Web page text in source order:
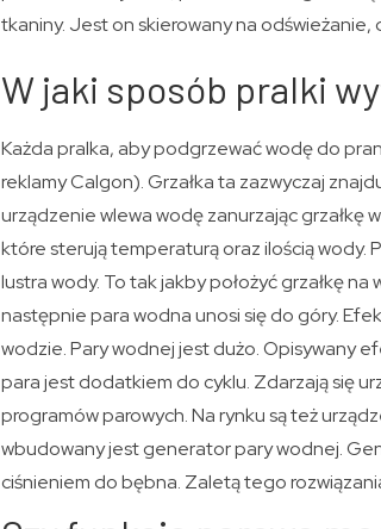
tkaniny. Jest on skierowany na
W jaki sposób pralki
Każda pralka, aby podgrzewać wodę do
reklamy Calgon). Grzałka ta zazwyczaj
urządzenie wlewa wodę zanurzając grzałkę
które sterują temperaturą oraz ilością wody.
lustra wody. To tak jakby położyć grzałkę
następnie para wodna unosi się do góry.
wodzie. Pary wodnej jest dużo. Opisywany
para jest dodatkiem do cyklu. Zdarzają się
programów parowych. Na rynku są też
wbudowany jest generator pary wodnej.
ciśnieniem do bębna. Zaletą tego